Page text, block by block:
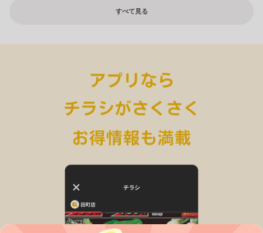
すべて見る